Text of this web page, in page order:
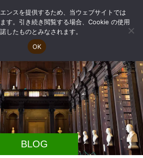
BLOG
ンスを提供するため、当ウェブサイトでは
す。引き続き閲覧する場合、Cookie の使用
したものとみなされます。
OK